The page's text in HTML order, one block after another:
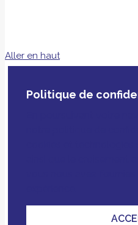
Aller en haut
Politique de